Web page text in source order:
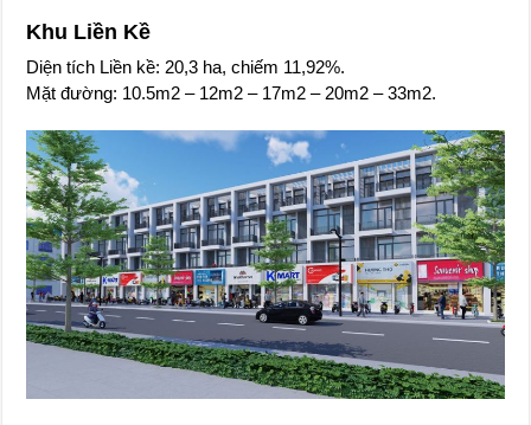
Khu Liền Kề
Diện tích Liền kề: 20,3 ha, chiếm 11,92%.
Mặt đường: 10.5m2 – 12m2 – 17m2 – 20m2 – 33m2.